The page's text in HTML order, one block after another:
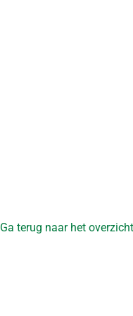
Ga terug naar het overzicht